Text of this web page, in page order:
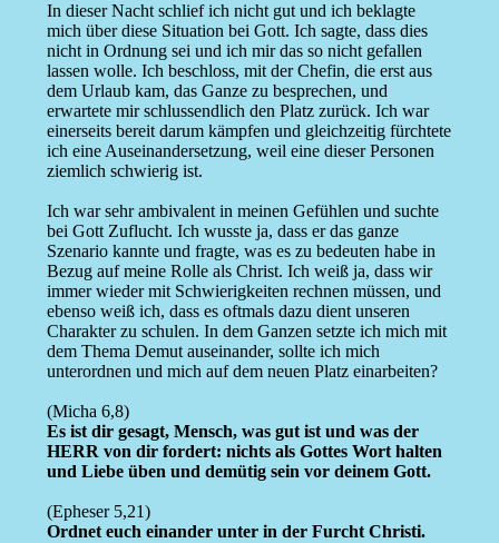
In dieser Nacht schlief ich nicht gut und ich beklagte
mich über diese Situation bei Gott. Ich sagte, dass dies
nicht in Ordnung sei und ich mir das so nicht gefallen
lassen wolle. Ich beschloss, mit der Chefin, die erst aus
dem Urlaub kam, das Ganze zu besprechen, und
erwartete mir schlussendlich den Platz zurück. Ich war
einerseits bereit darum kämpfen und gleichzeitig fürchtete
ich eine Auseinandersetzung, weil eine dieser Personen
ziemlich schwierig ist.
Ich war sehr ambivalent in meinen Gefühlen und suchte
bei Gott Zuflucht. Ich wusste ja, dass er das ganze
Szenario kannte und fragte, was es zu bedeuten habe in
Bezug auf meine Rolle als Christ. Ich weiß ja, dass wir
immer wieder mit Schwierigkeiten rechnen müssen, und
ebenso weiß ich, dass es oftmals dazu dient unseren
Charakter zu schulen. In dem Ganzen setzte ich mich mit
dem Thema Demut auseinander, sollte ich mich
unterordnen und mich auf dem neuen Platz einarbeiten?
(Micha 6,8)
Es ist dir gesagt, Mensch, was gut ist und was der
HERR von dir fordert: nichts als Gottes Wort halten
und Liebe üben und demütig sein vor deinem Gott.
(Epheser 5,21)
Ordnet euch einander unter in der Furcht Christi.